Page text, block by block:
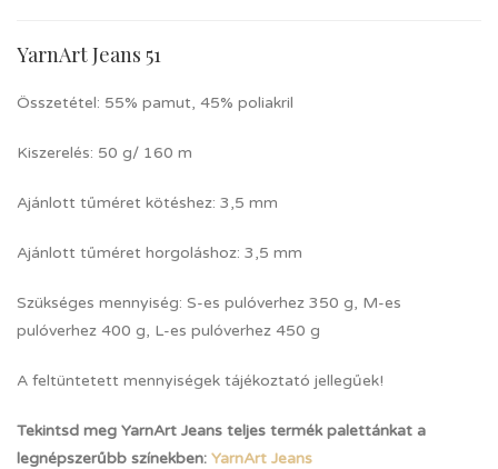
YarnArt Jeans 51
Összetétel: 55% pamut, 45% poliakril
Kiszerelés: 50 g/ 160 m
Ajánlott tűméret kötéshez: 3,5 mm
Ajánlott tűméret horgoláshoz: 3,5 mm
Szükséges mennyiség: S-es pulóverhez 350 g, M-es
pulóverhez 400 g, L-es pulóverhez 450 g
A feltüntetett mennyiségek tájékoztató jellegűek!
Tekintsd meg YarnArt Jeans teljes termék palettánkat a
legnépszerűbb színekben: YarnArt Jeans